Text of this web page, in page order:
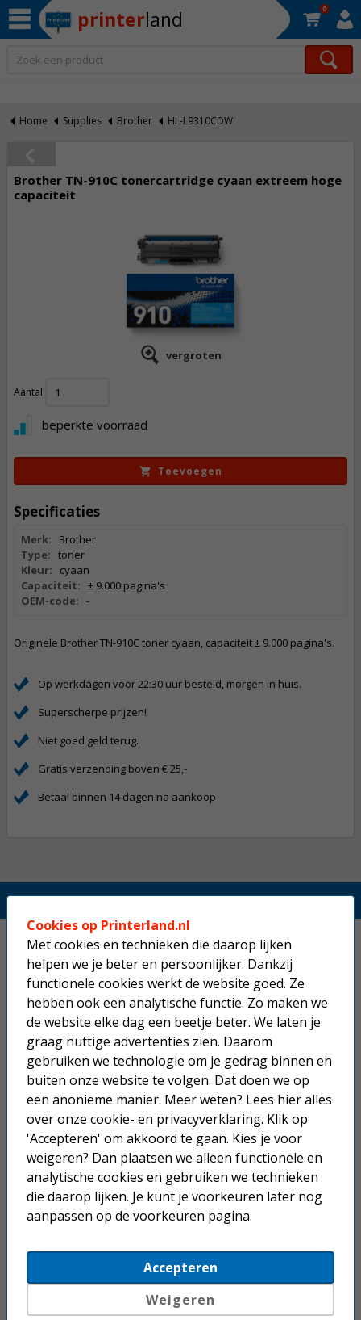
printerland 0
Home Supplies Brother HL-L9310CDW
Brother TN-910C tonercartridge cyaan extreem hoge
capaciteit
vergroten
Aantal
beperkte voorraad
Toevoegen
Specificaties
Merk:
Brother
Type: toner
Kleur:
cyaan
Capaciteit: ± 9.000 pagina's
OEM-code: -
Originele Brother TN-910C toner cyaan, capaciteit ± 9.000 pagina's.
Op werkdagen voor 22:30 uur besteld, morgen in huis.
Superscherpe prijzen!
Niet goed geld terug.
Gratis verzending boven € 25,-
Betaal binnen 14 dagen na aankoop
Printerland.nl
Home
Inkjetprinters
Laserprinters
All-in-one printers
Beletteringsystemen
Labelprinters
Alle printers
Mobiele printers
Accessoires
Supplies
Cookies op Printerland.nl
Met cookies en technieken die daarop lijken
helpen we je beter en persoonlijker. Dankzij
functionele cookies werkt de website goed. Ze
hebben ook een analytische functie. Zo maken we
de website elke dag een beetje beter. We laten je
graag nuttige advertenties zien. Daarom
gebruiken we technologie om je gedrag binnen en
buiten onze website te volgen. Dat doen we op
een anonieme manier. Meer weten? Lees hier alles
over onze cookie- en privacyverklaring. Klik op
'Accepteren' om akkoord te gaan. Kies je voor
weigeren? Dan plaatsen we alleen functionele en
analytische cookies en gebruiken we technieken
die daarop lijken. Je kunt je voorkeuren later nog
aanpassen op de voorkeuren pagina.
Accepteren
Weigeren